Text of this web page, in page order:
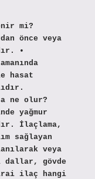
mi?
önce veya
•
hasat
ne olur?
yağmur
İlaçlama,
sağlayan
veya
dallar, gövde
ilaç hangi